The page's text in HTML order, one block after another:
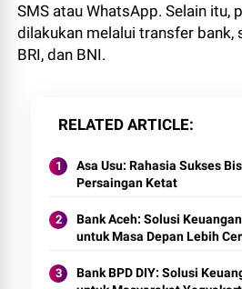
SMS atau WhatsApp. Selain itu,
dilakukan melalui transfer bank,
BRI, dan BNI.
RELATED ARTICLE
Asa Usu: Rahasia Sukses
Persaingan Ketat
Bank Aceh: Solusi
untuk Masa Depan Lebih
Bank BPD DIY: Solusi